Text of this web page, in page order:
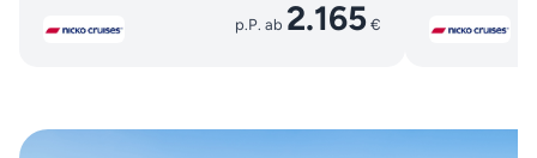
p.P. ab 2.165€